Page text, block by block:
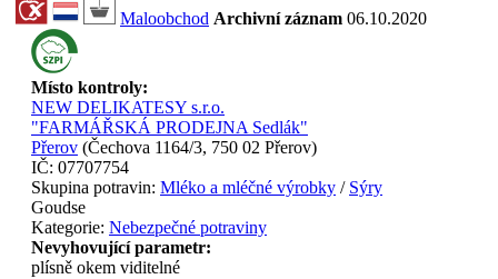
Maloobchod Archivní záznam 06.10.2020
Místo kontroly:
NEW DELIKATESY s.r.o.
"FARMÁŘSKÁ PRODEJNA Sedlák"
Přerov (Čechova 1164/3, 750 02 Přerov)
IČ: 07707754
Skupina potravin: Mléko a mléčné výrobky / Sýry
Goudse
Kategorie: Nebezpečné potraviny
Nevyhovující parametr:
plísně okem viditelné